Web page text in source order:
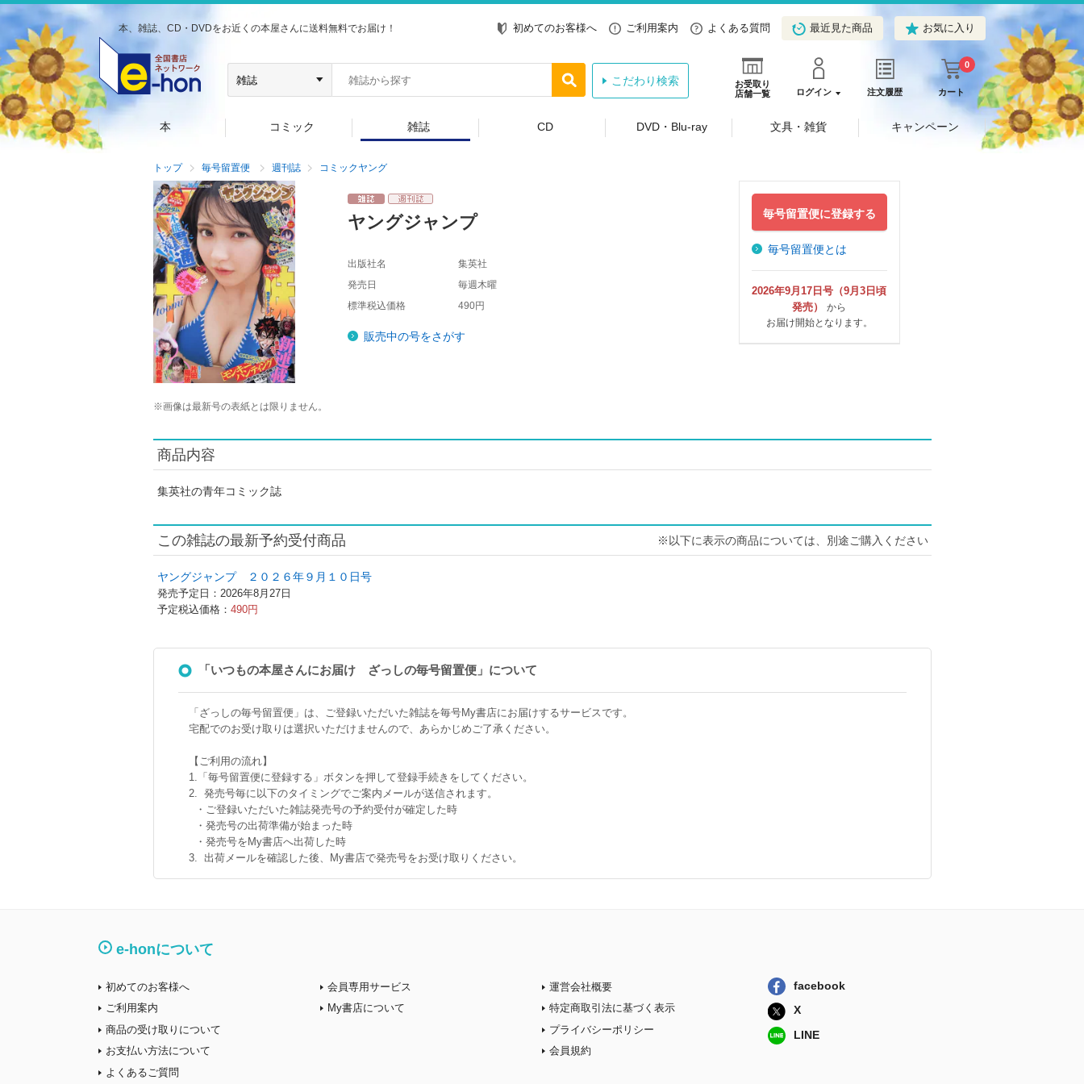
本、雑誌、CD・DVDをお近くの本屋さんに送料無料でお届け！ 初めてのお客様へ ご利用案内 よくある質問 最近見た商品 お気に入り
お受取り
店舗一覧
ログイン 注文履歴 カート
0
こだわり検索
本 コミック 雑誌 CD DVD・Blu-ray 文具・雑貨 キャンペーン
トップ 毎号留置便 週刊誌 コミックヤング
※画像は最新号の表紙とは限りません。
ヤングジャンプ
出版社名
集英社
発売日
毎週木曜
標準税込価格
490円
販売中の号をさがす
毎号留置便に登録する
毎号留置便とは
2026年9月17日号（9月3日頃
発売）
から
お届け開始となります。
商品内容
集英社の青年コミック誌
この雑誌の最新予約受付商品 ※以下に表示の商品については、別途ご購入ください
ヤングジャンプ ２０２６年９月１０日号
発売予定日：2026年8月27日
予定税込価格： 490円
「いつもの本屋さんにお届け ざっしの毎号留置便」について
「ざっしの毎号留置便」は、ご登録いただいた雑誌を毎号My書店にお届けするサービスです。
宅配でのお受け取りは選択いただけませんので、あらかじめご了承ください。
【ご利用の流れ】
1.「毎号留置便に登録する」ボタンを押して登録手続きをしてください。
2. 発売号毎に以下のタイミングでご案内メールが送信されます。
・ご登録いただいた雑誌発売号の予約受付が確定した時
・発売号の出荷準備が始まった時
・発売号をMy書店へ出荷した時
3. 出荷メールを確認した後、My書店で発売号をお受け取りください。
e-honについて
初めてのお客様へ
ご利用案内
商品の受け取りについて
お支払い方法について
よくあるご質問
会員専用サービス
My書店について
運営会社概要
特定商取引法に基づく表示
プライバシーポリシー
会員規約
facebook
X
LINE